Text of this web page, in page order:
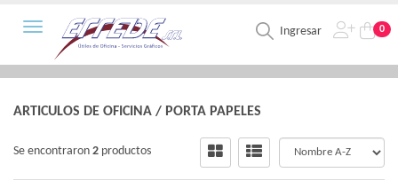
Ingresar 0
Toggle navigation
ARTICULOS DE OFICINA / PORTA PAPELES
Se encontraron 2 productos